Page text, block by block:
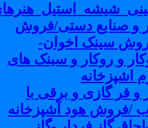
صنایع دستی/فروش
سینک اخوان-
و روکار و سینک های
فر گازی و برقی با
فروش هود آشپزخانه